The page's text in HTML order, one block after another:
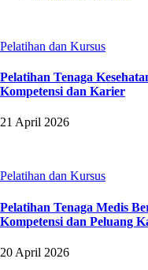
Pelatihan dan Kursus
Pelatihan Tenaga
Kompetensi dan Karier
21 April 2026
Pelatihan dan Kursus
Pelatihan Tenaga Medis
Kompetensi dan Peluang
20 April 2026